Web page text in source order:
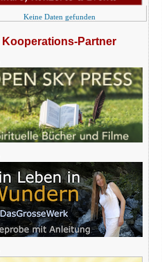
Keine Daten gefunden
Kooperations-Partner